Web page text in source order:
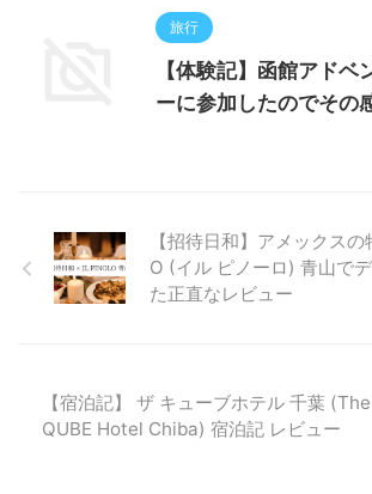
旅行
【体験記】函館アドベ
ーに参加したのでその
【招待日和】アメックス
O (イル ピノーロ) 青山で
た正直なレビュー
【宿泊記】 ザ キューブホテル 千葉 (The
QUBE Hotel Chiba) 宿泊記 レビュー